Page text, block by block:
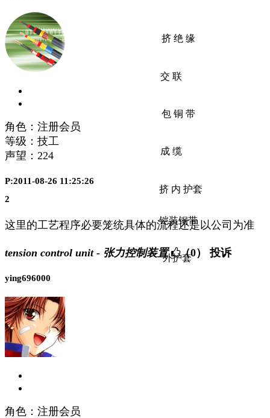
挤 绝 缘
交 联
包 铜 带
成 缆
挤 内 护套
铠装钢带
外护套
角色：注册会员
等级：技工
声望： 224
P:2011-08-26 11:25:26
2
这里的工艺程序必要笼统具体的流程还是以公司为准
tension control unit - 张力控制装置 （0） 投诉
ying696000
角色：注册会员